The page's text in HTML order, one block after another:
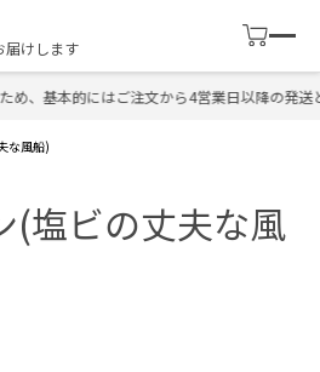
届けします
基本的にはご注文から4営業日以降の発送と
な風船)
(塩ビの丈夫な風